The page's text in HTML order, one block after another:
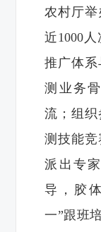
农村厅
近1000
推广体
测业务
流；组
测技能
派出专
导，胶
一”跟班